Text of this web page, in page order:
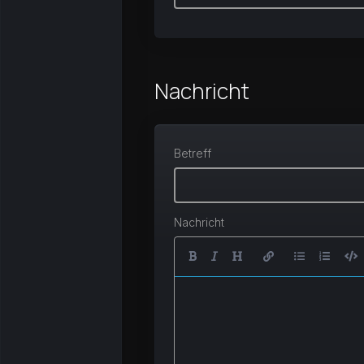
Nachricht
Betreff
Nachricht